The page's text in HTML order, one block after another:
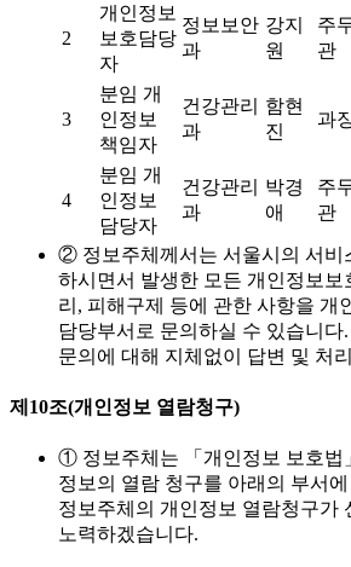
2
개인정보
보호담당
자
정보보안
과
강지
원
주
관
3
분임 개
인정보
책임자
건강관리
과
함현
진
과
4
분임 개
인정보
담당자
건강관리
과
박경
애
주
관
② 정보주체께서는 서울시의 서비
하시면서 발생한 모든 개인정보보
리, 피해구제 등에 관한 사항을 개
담당부서로 문의하실 수 있습니다
문의에 대해 지체없이 답변 및 처
제10조(개인정보 열람청구)
① 정보주체는 「개인정보 보호법
정보의 열람 청구를 아래의 부서
정보주체의 개인정보 열람청구가
노력하겠습니다.